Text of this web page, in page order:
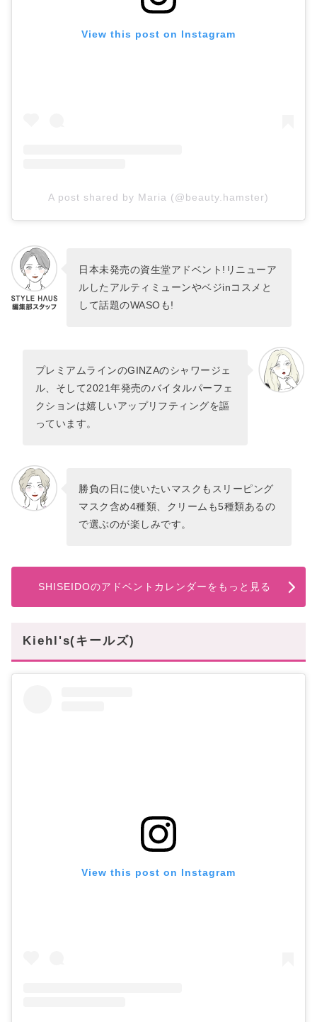
View this post on Instagram
A post shared by Maria (@beauty.hamster)
日本未発売の資生堂アドベント!リニューア
ルしたアルティミューンやベジinコスメと
して話題のWASOも!
プレミアムラインのGINZAのシャワージェ
ル、そして2021年発売のバイタルパーフェ
クションは嬉しいアップリフティングを謳
っています。
勝負の日に使いたいマスクもスリーピング
マスク含め4種類、クリームも5種類あるの
で選ぶのが楽しみです。
SHISEIDOのアドベントカレンダーをもっと見る
Kiehl's(キールズ)
View this post on Instagram